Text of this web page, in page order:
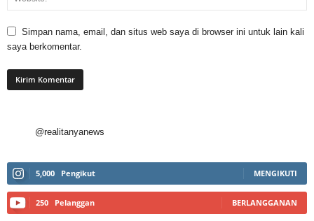
Simpan nama, email, dan situs web saya di browser ini untuk lain kali
saya berkomentar.
@realitanyanews
5,000 Pengikut MENGIKUTI
250 Pelanggan BERLANGGANAN